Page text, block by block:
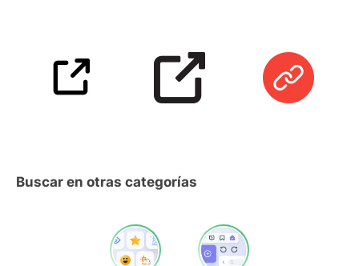
Buscar en otras categorías